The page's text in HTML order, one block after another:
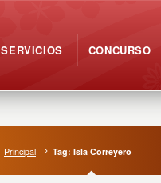
SERVICIOS CONCURSO
Principal Tag: Isla Correyero